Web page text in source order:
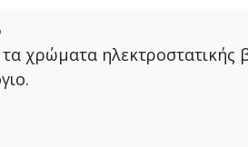
χρώματα ηλεκτροστατικής